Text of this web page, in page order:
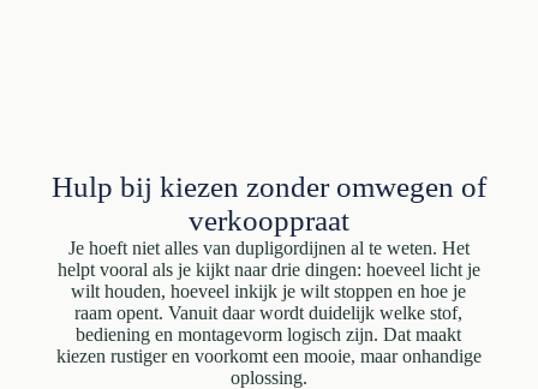
Hulp bij kiezen zonder omwegen of
verkooppraat
Je hoeft niet alles van dupligordijnen al te weten. Het
helpt vooral als je kijkt naar drie dingen: hoeveel licht je
wilt houden, hoeveel inkijk je wilt stoppen en hoe je
raam opent. Vanuit daar wordt duidelijk welke stof,
bediening en montagevorm logisch zijn. Dat maakt
kiezen rustiger en voorkomt een mooie, maar onhandige
oplossing.